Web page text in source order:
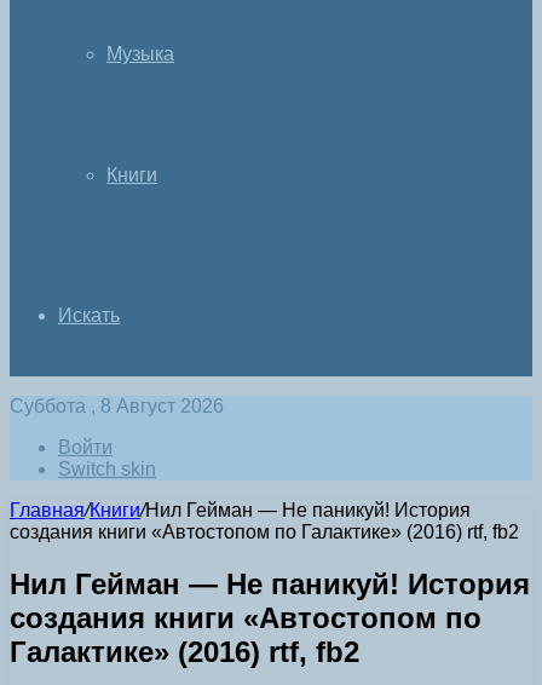
Музыка
Книги
Искать
Суббота , 8 Август 2026
Войти
Switch skin
Главная/Книги/Нил Гейман — Не паникуй! История
создания книги «Автостопом по Галактике» (2016) rtf, fb2
Нил Гейман — Не паникуй! История
создания книги «Автостопом по
Галактике» (2016) rtf, fb2